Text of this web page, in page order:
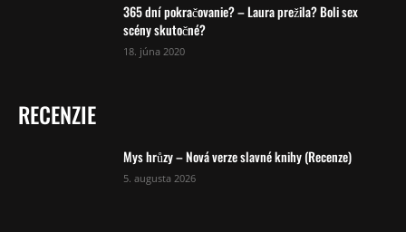
365 dní pokračovanie? – Laura prežila? Boli sex
scény skutočné?
18. júna 2020
RECENZIE
Mys hrůzy – Nová verze slavné knihy (Recenze)
5. augusta 2026